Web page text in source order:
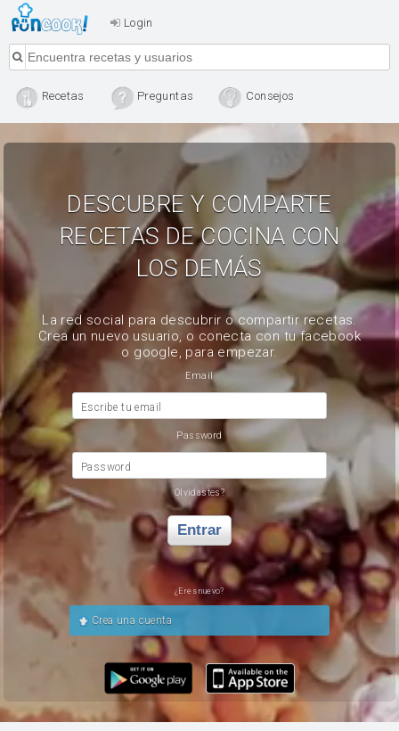
Login
Recetas Preguntas Consejos
DESCUBRE Y COMPARTE
RECETAS DE COCINA CON
LOS DEMÁS
La red social para descubrir o compartir recetas.
Crea un nuevo usuario, o conecta con tu facebook
o google, para empezar.
Email
Escribe tu email
Password
Password
Olvidastes?
Entrar
¿Eres nuevo?
Crea una cuenta